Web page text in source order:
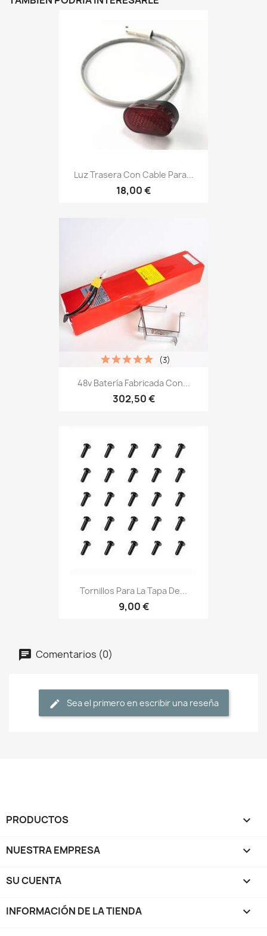
Luz Trasera Con Cable Para...
18,00 €
48v Batería Fabricada Con...
302,50 €
(3)
Tornillos Para La Tapa De...
9,00 €
Comentarios (0)
Sea el primero en escribir una reseña
PRODUCTOS 
NUESTRA EMPRESA 
SU CUENTA 
INFORMACIÓN DE LA TIENDA keyboard_arrow_down